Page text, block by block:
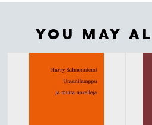
YOU MAY
Tuoteluettelon alku